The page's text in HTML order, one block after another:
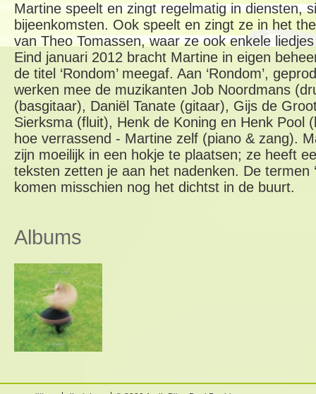
Martine speelt en zingt regelmatig in diensten,
bijeenkomsten. Ook speelt en zingt ze in het
van Theo Tomassen, waar ze ook enkele
Eind januari 2012 bracht Martine in eigen
de titel ‘Rondom’ meegaf. Aan ‘Rondom’,
werken mee de muzikanten Job Noordmans
(basgitaar), Daniël Tanate (gitaar), Gijs de
Sierksma (fluit), Henk de Koning en Henk Pool
hoe verrassend - Martine zelf (piano & zang).
zijn moeilijk in een hokje te plaatsen; ze heeft
teksten zetten je aan het nadenken. De termen
komen misschien nog het dichtst in de buurt.
Albums